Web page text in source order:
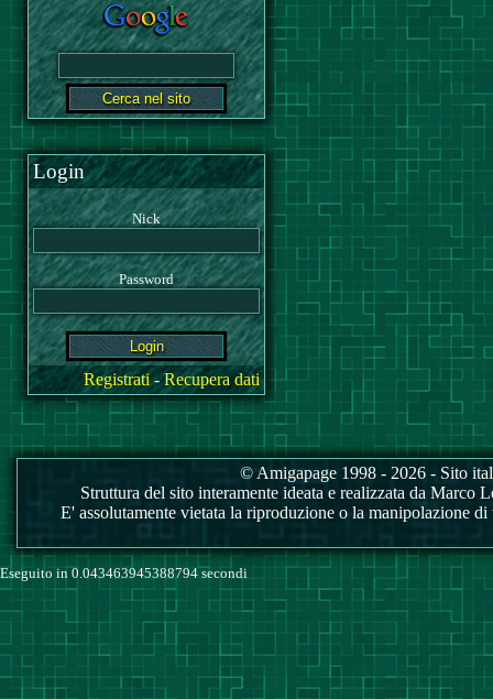
Login
Nick
Password
Registrati-Recupera dati
© Amigapage 1998 - 2026 - Sito
Struttura del sito interamente ideata e realizzata da
E' assolutamente vietata la riproduzione o la manipolazione
Eseguito in 0.043463945388794 secondi